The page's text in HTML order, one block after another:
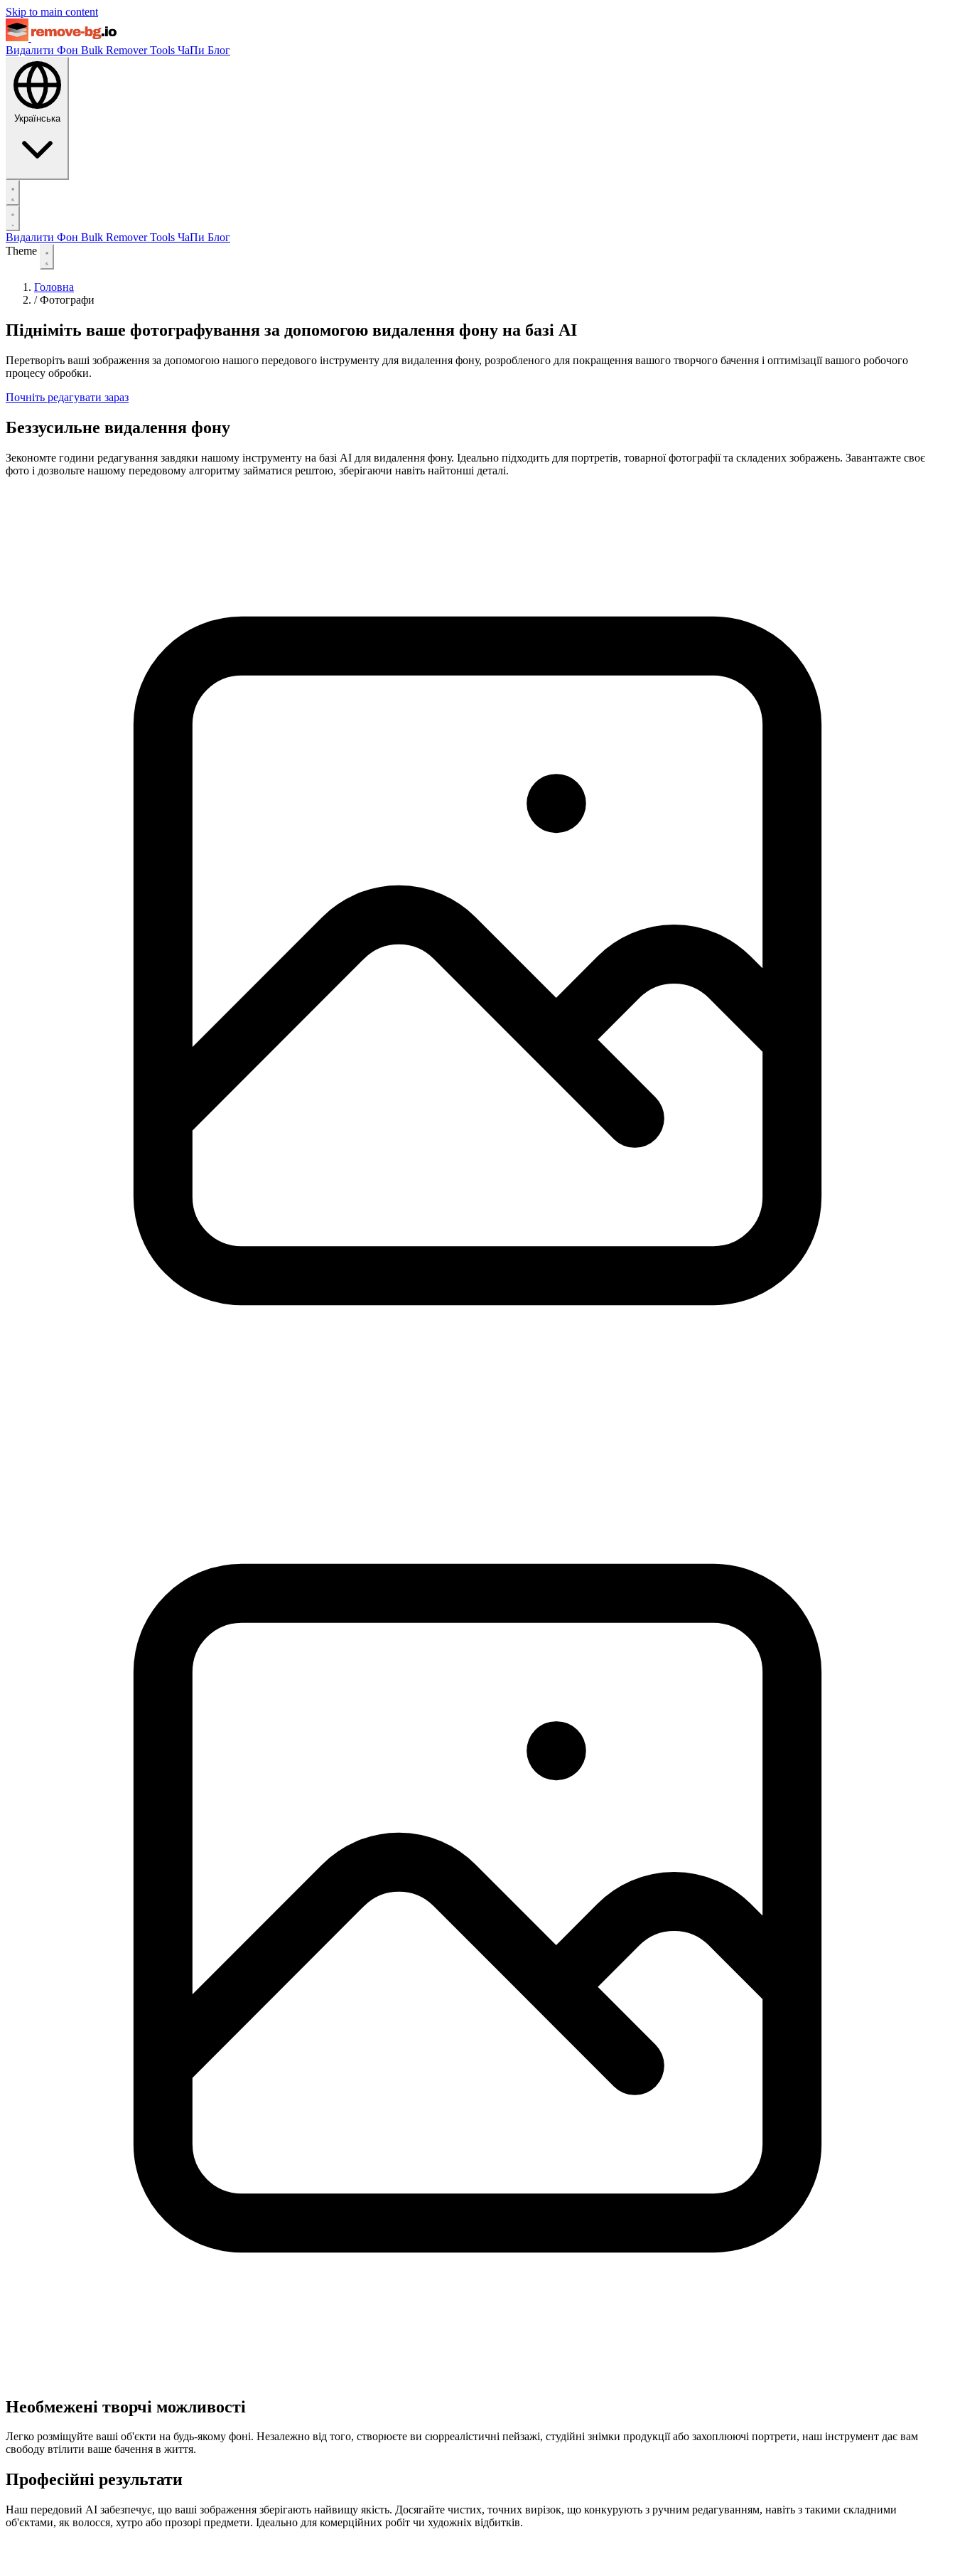
Skip to main content
Видалити Фон Bulk RemoverTools ЧаПи Блог
Українська
Видалити Фон Bulk RemoverTools ЧаПи Блог
Theme
Головна
/ Фотографи
Підніміть ваше фотографування за допомогою видалення фону на базі AI
Перетворіть ваші зображення за допомогою нашого передового інструменту для видалення фону, розробленого для покращення вашого творчого бачення і оптимізації вашого робочого
процесу обробки.
Почніть редагувати зараз
Беззусильне видалення фону
Зекономте години редагування завдяки нашому інструменту на базі AI для видалення фону. Ідеально підходить для портретів, товарної фотографії та складених зображень. Завантажте своє
фото і дозвольте нашому передовому алгоритму займатися рештою, зберігаючи навіть найтонші деталі.
Необмежені творчі можливості
Легко розміщуйте ваші об'єкти на будь-якому фоні. Незалежно від того, створюєте ви сюрреалістичні пейзажі, студійні знімки продукції або захоплюючі портрети, наш інструмент дає вам
свободу втілити ваше бачення в життя.
Професійні результати
Наш передовий AI забезпечує, що ваші зображення зберігають найвищу якість. Досягайте чистих, точних вирізок, що конкурують з ручним редагуванням, навіть з такими складними
об'єктами, як волосся, хутро або прозорі предмети. Ідеально для комерційних робіт чи художніх відбитків.